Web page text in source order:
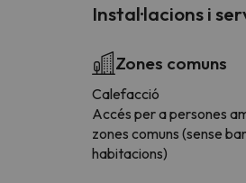
Instal·lacions i
Zones comuns
Calefacció
Accés per a persones
zones comuns (sense
habitacions)